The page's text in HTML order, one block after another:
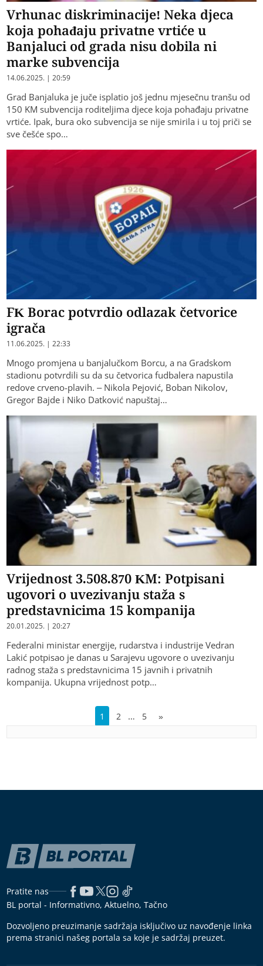
Vrhunac diskriminacije! Neka djeca
koja pohađaju privatne vrtiće u
Banjaluci od grada nisu dobila ni
marke subvencija
14.06.2025. | 20:59
Grad Banjaluka je juče isplatio još jednu mjesečnu tranšu od
150 KM subvencija roditeljima djece koja pohađaju privatne
vrtiće. Ipak, bura oko subvencija se nije smirila i u toj priči se
sve češće spo…
FK Borac potvrdio odlazak četvorice
igrača
11.06.2025. | 22:33
Mnogo promjena u banjalučkom Borcu, a na Gradskom
stadionu potvrdili su da su četvorica fudbalera napustila
redove crveno-plavih. – Nikola Pejović, Boban Nikolov,
Gregor Bajde i Niko Datković napuštaj…
Vrijednost 3.508.870 KM: Potpisani
ugovori o uvezivanju staža s
predstavnicima 15 kompanija
20.01.2025. | 20:27
Federalni ministar energije, rudarstva i industrije Vedran
Lakić potpisao je danas u Sarajevu ugovore o uvezivanju
radnog staža s predstavnicima 15 javnih i privatnih
kompanija. Ukupna vrijednost potp…
1 2 … 5 »
Pratite nas
BL portal - Informativno, Aktuelno, Tačno
Dozvoljeno preuzimanje sadržaja isključivo uz navođenje linka
prema stranici našeg portala sa koje je sadržaj preuzet.